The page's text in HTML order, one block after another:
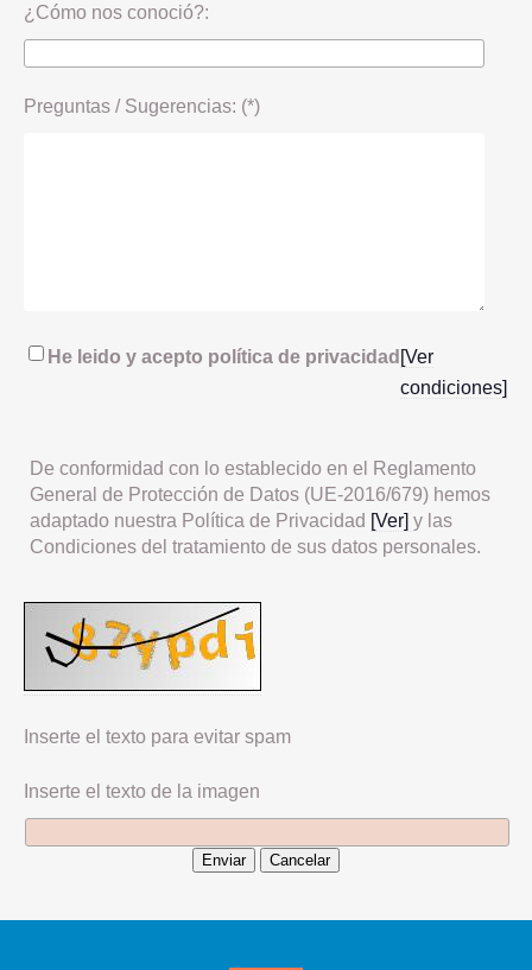
¿Cómo nos conoció?:
Preguntas / Sugerencias: (*)
He leido y acepto política de privacidad [Ver
condiciones]
De conformidad con lo establecido en el Reglamento
General de Protección de Datos (UE-2016/679) hemos
adaptado nuestra Política de Privacidad [Ver] y las
Condiciones del tratamiento de sus datos personales.
Inserte el texto para evitar spam
Inserte el texto de la imagen
Enviar Cancelar